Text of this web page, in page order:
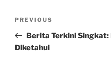
Previous
Post
PREVIOUS
Berita Terkini Singkat:
Diketahui